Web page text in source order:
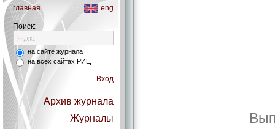
главная eng
Поиск:
на сайте журнала
на всех сайтах РИЦ
Вход
Архив журнала
Журналы